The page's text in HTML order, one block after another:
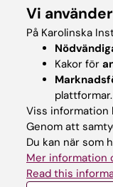
Examina
Medicine
Vi
På Karolinska
Kakor för
plattformar.
Viss information
Genom att
Du kan när som
Mer information
Read this